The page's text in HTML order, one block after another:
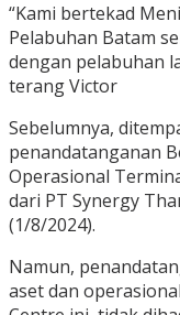
“Kami bertekad
Pelabuhan Batam
dengan pelabuhan
terang Victor
Sebelumnya,
penandatanganan
Operasional
dari PT Synergy
(1/8/2024).
Namun,
aset dan